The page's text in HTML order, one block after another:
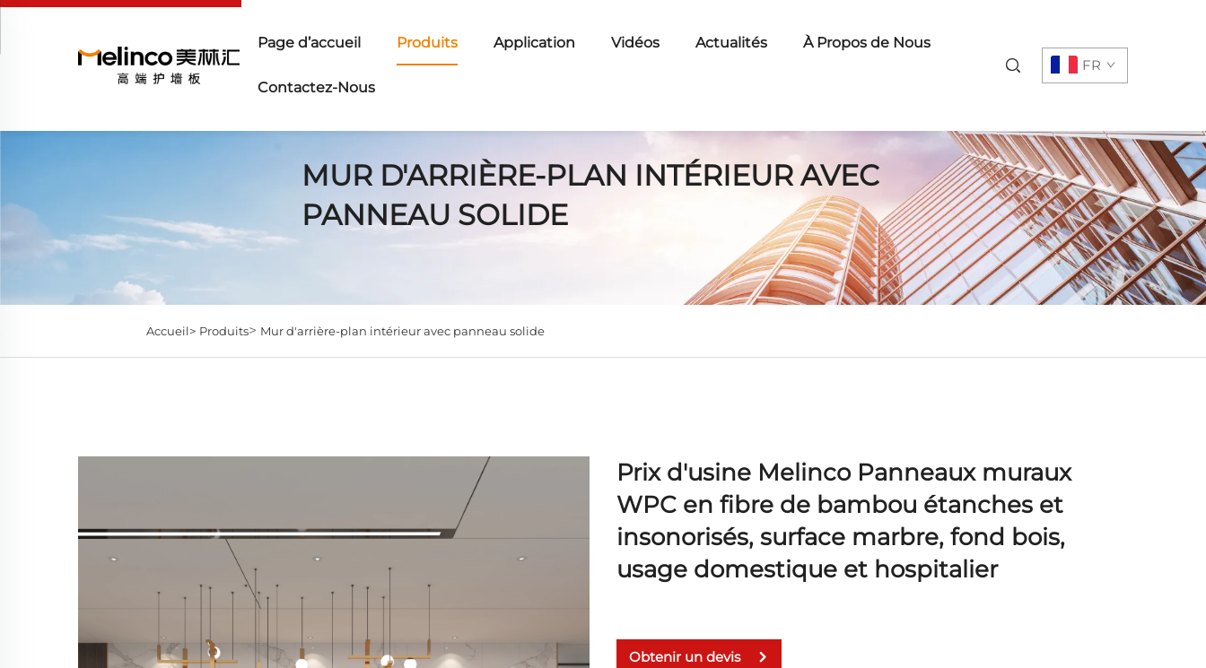
Page d’accueil Produits Application Vidéos Actualités À Propos de Nous
Contactez-Nous
FR
MUR D'ARRIÈRE-PLAN INTÉRIEUR AVEC
PANNEAU SOLIDE
Accueil> Produits> Mur d'arrière-plan intérieur avec panneau solide
Prix d'usine Melinco Panneaux muraux
WPC en fibre de bambou étanches et
insonorisés, surface marbre, fond bois,
usage domestique et hospitalier
Obtenir un devis